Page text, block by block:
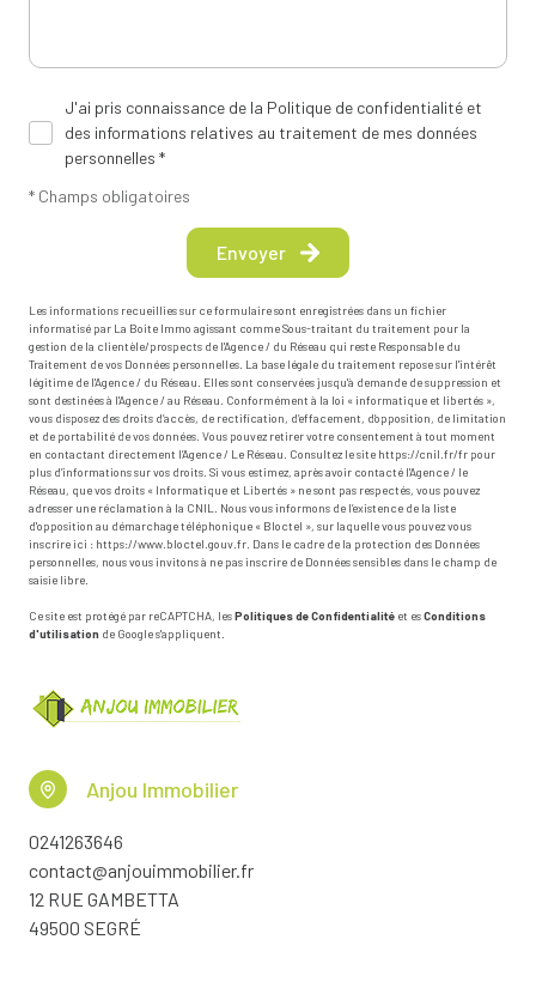
J'ai pris connaissance de la Politique de confidentialité et
des informations relatives au traitement de mes données
personnelles *
* Champs obligatoires
Envoyer
Les informations recueillies sur ce formulaire sont enregistrées dans un fichier
informatisé par La Boite Immo agissant comme Sous-traitant du traitement pour la
gestion de la clientèle/prospects de l'Agence / du Réseau qui reste Responsable du
Traitement de vos Données personnelles. La base légale du traitement repose sur l'intérêt
légitime de l'Agence / du Réseau. Elles sont conservées jusqu'à demande de suppression et
sont destinées à l'Agence / au Réseau. Conformément à la loi « informatique et libertés »,
vous disposez des droits d’accès, de rectification, d’effacement, d’opposition, de limitation
et de portabilité de vos données. Vous pouvez retirer votre consentement à tout moment
en contactant directement l’Agence / Le Réseau. Consultez le site https://cnil.fr/fr pour
plus d’informations sur vos droits. Si vous estimez, après avoir contacté l'Agence / le
Réseau, que vos droits « Informatique et Libertés » ne sont pas respectés, vous pouvez
adresser une réclamation à la CNIL. Nous vous informons de l’existence de la liste
d'opposition au démarchage téléphonique « Bloctel », sur laquelle vous pouvez vous
inscrire ici : https://www.bloctel.gouv.fr. Dans le cadre de la protection des Données
personnelles, nous vous invitons à ne pas inscrire de Données sensibles dans le champ de
saisie libre.
Ce site est protégé par reCAPTCHA, lesPolitiques de Confidentialité et esConditions
d'utilisation de Google s'appliquent.
Anjou Immobilier
0241263646
contact@anjouimmobilier.fr
12 RUE GAMBETTA
49500 SEGRÉ